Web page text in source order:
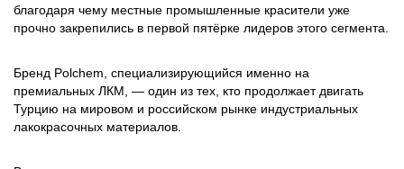
благодаря чему местные промышленные красители уже
прочно закрепились в первой пятёрке лидеров этого сегмента.
Бренд Polchem, специализирующийся именно на
премиальных ЛКМ, — один из тех, кто продолжает двигать
Турцию на мировом и российском рынке индустриальных
лакокрасочных материалов.